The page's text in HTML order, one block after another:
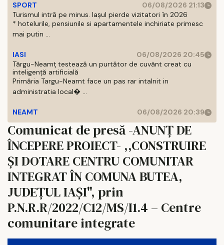
SPORT
06/08/2026 21:13
Turismul intră pe minus. Iașul pierde vizitatori în 2026
* hotelurile, pensiunile si apartamentele inchiriate primesc
mai putin ...
IASI
06/08/2026 20:45
Târgu-Neamț testează un purtător de cuvânt creat cu
inteligență artificială
Primăria Targu-Neamt face un pas rar intalnit in
administratia local� ...
NEAMT 06/08/2026 20:39
Comunicat de presă -ANUNȚ DE
ÎNCEPERE PROIECT- ,,CONSTRUIRE
ȘI DOTARE CENTRU COMUNITAR
INTEGRAT ÎN COMUNA BUTEA,
JUDEȚUL IAȘI", prin
P.N.R.R/2022/C12/MS/I1.4 – Centre
comunitare integrate